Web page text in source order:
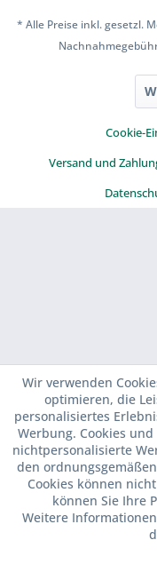
* Alle Preise inkl. gesetzl.
Cookie-
Versand und
Wir verwenden
optimieren, die
personalisiertes
Werbung. Cookies
nichtpersonalisierte
den
Cookies können
können Sie Ihre
Weitere